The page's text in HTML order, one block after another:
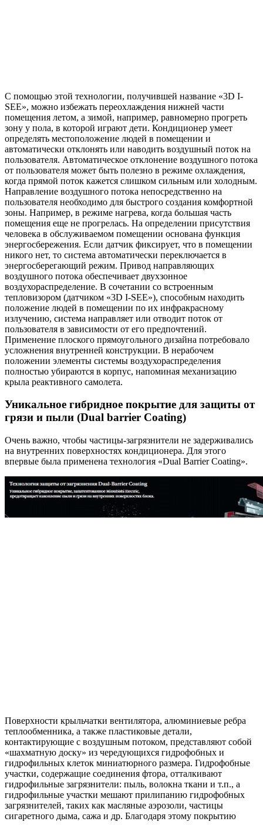
С помощью этой технологии, получившей название «3D I-
SEE», можно избежать переохлаждения нижней части
помещения летом, а зимой, например, равномерно прогреть
зону у пола, в которой играют дети. Кондиционер умеет
определять местоположение людей в помещении и
автоматически отклонять или наводить воздушный поток на
пользователя. Автоматическое отклонение воздушного потока
от пользователя может быть полезно в режиме охлаждения,
когда прямой поток кажется слишком сильным или холодным.
Направление воздушного потока непосредственно на
пользователя необходимо для быстрого создания комфортной
зоны. Например, в режиме нагрева, когда большая часть
помещения еще не прогрелась. На определении присутствия
человека в обслуживаемом помещении основана функция
энергосбережения. Если датчик фиксирует, что в помещении
никого нет, то система автоматически переключается в
энергосберегающий режим. Привод направляющих
воздушного потока обеспечивает двухзонное
воздухораспределение. В сочетании со встроенным
тепловизором (датчиком «3D I-SEE»), способным находить
положение людей в помещении по их инфракрасному
излучению, система направляет или отводит поток от
пользователя в зависимости от его предпочтений.
Применение плоского прямоугольного дизайна потребовало
усложнения внутренней конструкции. В нерабочем
положении элементы системы воздухораспределения
полностью убираются в корпус, напоминая механизацию
крыла реактивного самолета.
Уникальное гибридное покрытие для защиты от
грязи и пыли (Dual barrier Coating)
Очень важно, чтобы частицы-загрязнители не задерживались
на внутренних поверхностях кондиционера. Для этого
впервые была применена технология «Dual Barrier Coating».
Поверхности крыльчатки вентилятора, алюминиевые ребра
теплообменника, а также пластиковые детали,
контактирующие с воздушным потоком, представляют собой
«шахматную доску» из чередующихся гидрофобных и
гидрофильных клеток миниатюрного размера. Гидрофобные
участки, содержащие соединения фтора, отталкивают
гидрофильные загрязнители: пыль, волокна ткани и т.п., а
гидрофильные участки мешают прилипанию гидрофобных
загрязнителей, таких как масляные аэрозоли, частицы
сигаретного дыма, сажа и др. Благодаря этому покрытию